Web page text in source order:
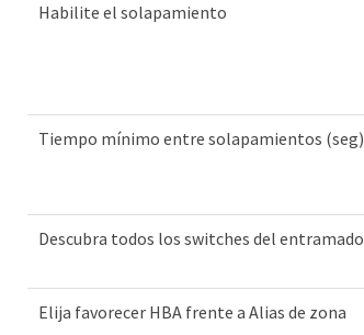
Habilite el solapamiento
Tiempo mínimo entre solapamientos (seg)
Descubra todos los switches del entramado
Elija favorecer HBA frente a Alias de zona